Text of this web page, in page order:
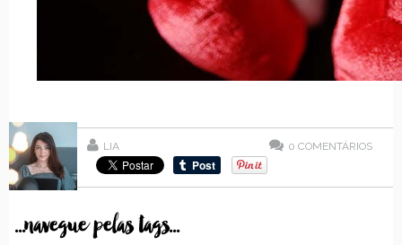
LIA 0 COMENTÁRIOS
...navegue pelas tags...